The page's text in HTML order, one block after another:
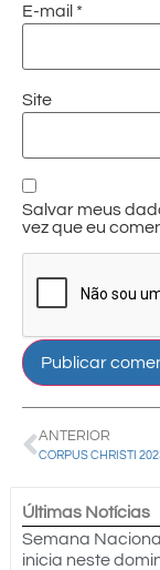
E-mail *
Site
Salvar meus
vez que eu
ANTERIOR
Últimas Notícias
Semana
inicia neste